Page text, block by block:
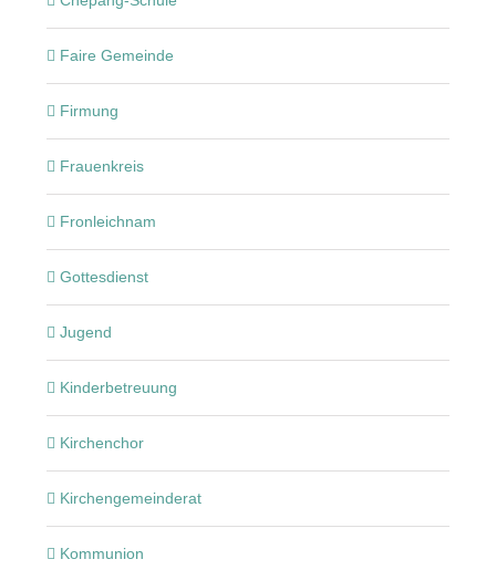
Faire Gemeinde
Firmung
Frauenkreis
Fronleichnam
Gottesdienst
Jugend
Kinderbetreuung
Kirchenchor
Kirchengemeinderat
Kommunion